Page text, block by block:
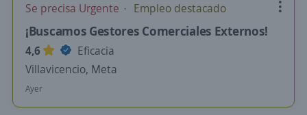
Se precisa Urgente Empleo destacado
¡Buscamos Gestores Comerciales Externos!
4,6
Eficacia
Villavicencio, Meta
Ayer